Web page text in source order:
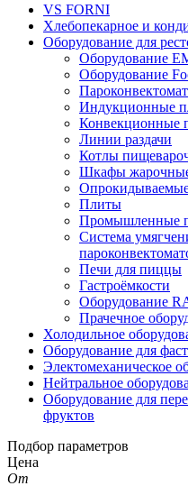
VS FORNI
Хлебопекарное и
Оборудование для
Оборудование
Оборудование
Индукционные
Конвекционные
Линии раздачи
Котлы
Шкафы
Плиты
Промышленные
Система
Печи для пиццы
Гастроёмкости
Оборудование
Прачечное
Холодильное
Оборудование для
Электомеханическое
Нейтральное
Оборудование для
фруктов
Подбор параметров
Цена
От